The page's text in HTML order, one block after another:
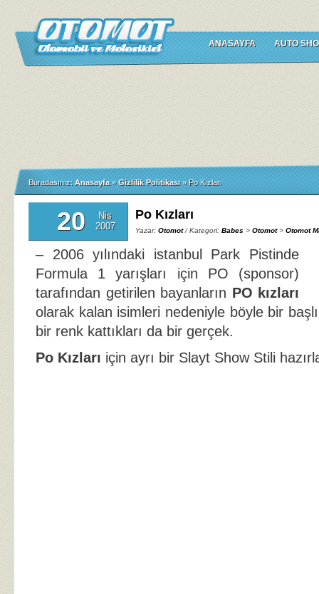
ANASAYFA AUTO
Buradasınız: Anasayfa » Gizlilik Politikası » Po Kızları
20
Nis
2007
Po Kızları
Yazar: Otomot/ Kategori: Babes > Otomot> Otomot
– 2006 yılındaki istanbul Park Pistinde
Formula 1 yarışları için PO (sponsor)
tarafından getirilen bayanların PO kızları
olarak kalan isimleri nedeniyle böyle bir
bir renk kattıkları da bir gerçek.
Po Kızları için ayrı bir Slayt Show Stili